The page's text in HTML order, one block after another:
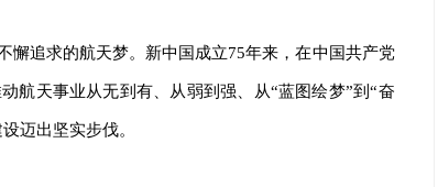
懈追求的航天梦。新中国成立75年来，在中国共产党
航天事业从无到有、从弱到强、从“蓝图绘梦”到“奋
迈出坚实步伐。